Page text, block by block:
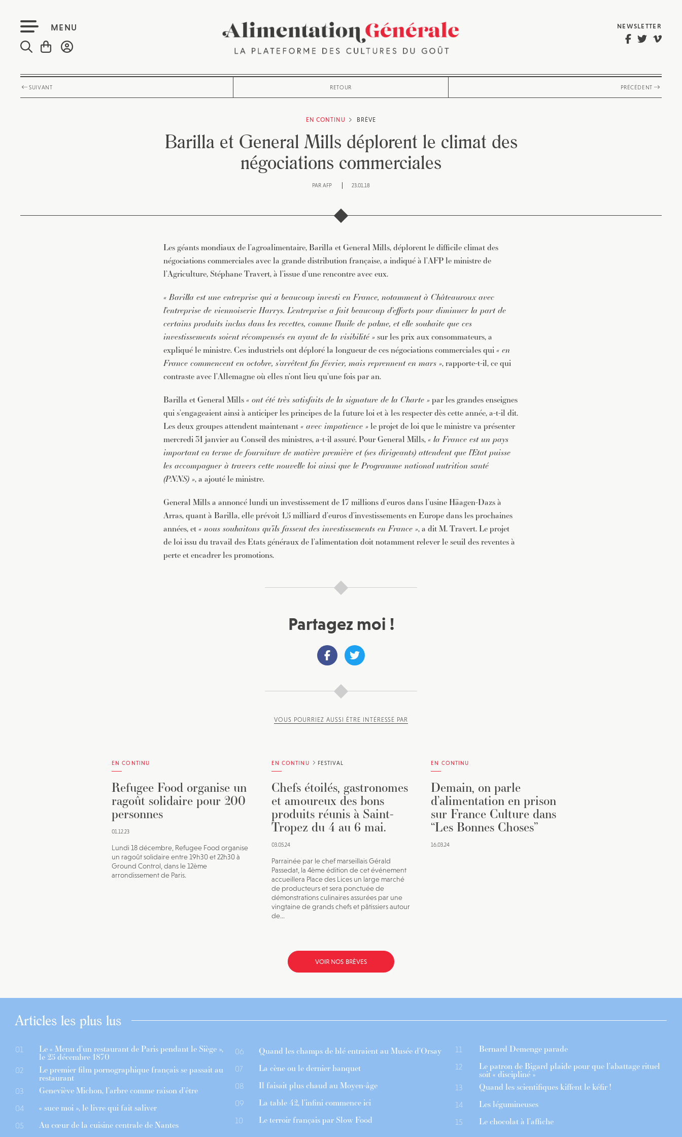
MENU NEWSLETTER
SUIVANT RETOUR PRÉCÉDENT
EN CONTINU BRÈVE
Barilla et General Mills déplorent le climat des
négociations commerciales
PAR AFP 23.01.18
Les géants mondiaux de l’agroalimentaire, Barilla et General Mills, déplorent le difficile climat des
négociations commerciales avec la grande distribution française, a indiqué à l’AFP le ministre de
l’Agriculture, Stéphane Travert, à l’issue d’une rencontre avec eux.
« Barilla est une entreprise qui a beaucoup investi en France, notamment à Châteauroux avec
l’entreprise de viennoiserie Harrys. L’entreprise a fait beaucoup d’efforts pour diminuer la part de
certains produits inclus dans les recettes, comme l’huile de palme, et elle souhaite que ces
investissements soient récompensés en ayant de la visibilité » sur les prix aux consommateurs, a
expliqué le ministre. Ces industriels ont déploré la longueur de ces négociations commerciales qui « en
France commencent en octobre, s’arrêtent fin février, mais reprennent en mars », rapporte-t-il, ce qui
contraste avec l’Allemagne où elles n’ont lieu qu’une fois par an.
Barilla et General Mills « ont été très satisfaits de la signature de la Charte » par les grandes enseignes
qui s’engageaient ainsi à anticiper les principes de la future loi et à les respecter dès cette année, a-t-il dit.
Les deux groupes attendent maintenant « avec impatience » le projet de loi que le ministre va présenter
mercredi 31 janvier au Conseil des ministres, a-t-il assuré. Pour General Mills, « la France est un pays
important en terme de fourniture de matière première et (ses dirigeants) attendent que l’Etat puisse
les accompagner à travers cette nouvelle loi ainsi que le Programme national nutrition santé
(PNNS) », a ajouté le ministre.
General Mills a annoncé lundi un investissement de 17 millions d’euros dans l’usine Häagen-Dazs à
Arras, quant à Barilla, elle prévoit 1,5 milliard d’euros d’investissements en Europe dans les prochaines
années, et « nous souhaitons qu’ils fassent des investissements en France », a dit M. Travert. Le projet
de loi issu du travail des Etats généraux de l’alimentation doit notamment relever le seuil des reventes à
perte et encadrer les promotions.
Partagez moi !
VOUS POURRIEZ AUSSI ÊTRE INTÉRESSÉ PAR
EN CONTINU
Refugee Food organise un
ragoût solidaire pour 200
personnes
01.12.23
Lundi 18 décembre, Refugee Food organise
un ragoût solidaire entre 19h30 et 22h30 à
Ground Control, dans le 12ème
arrondissement de Paris.
EN CONTINU FESTIVAL
Chefs étoilés, gastronomes
et amoureux des bons
produits réunis à Saint-
Tropez du 4 au 6 mai.
03.05.24
Parrainée par le chef marseillais Gérald
Passedat, la 4ème édition de cet événement
accueillera Place des Lices un large marché
de producteurs et sera ponctuée de
démonstrations culinaires assurées par une
vingtaine de grands chefs et pâtissiers autour
de...
EN CONTINU
Demain, on parle
d’alimentation en prison
sur France Culture dans
“Les Bonnes Choses”
16.03.24
VOIR NOS BRÈVES
Articles les plus lus
01 Le « Menu d’un restaurant de Paris pendant le Siège »,
le 25 décembre 1870
02 Le premier film pornographique français se passait au
restaurant
03 Geneviève Michon, l’arbre comme raison d’être
04 « suce moi », le livre qui fait saliver
05 Au cœur de la cuisine centrale de Nantes
06 Quand les champs de blé entraient au Musée d’Orsay
07 La cène ou le dernier banquet
08 Il faisait plus chaud au Moyen-âge
09 La table 42, l’infini commence ici
10 Le terroir français par Slow Food
11 Bernard Demenge parade
12 Le patron de Bigard plaide pour que l’abattage rituel
soit « discipliné »
13 Quand les scientifiques kiffent le kéfir !
14 Les légumineuses
15 Le chocolat à l’affiche